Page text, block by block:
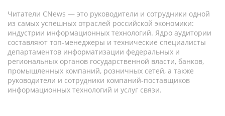
Читатели CNews — это руководители и сотрудники одной
из самых успешных отраслей российской экономики:
индустрии информационных технологий. Ядро аудитории
составляют топ-менеджеры и технические специалисты
департаментов информатизации федеральных и
региональных органов государственной власти, банков,
промышленных компаний, розничных сетей, а также
руководители и сотрудники компаний-поставщиков
информационных технологий и услуг связи.